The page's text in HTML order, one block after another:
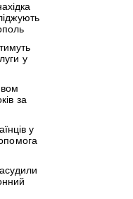
у
за
у